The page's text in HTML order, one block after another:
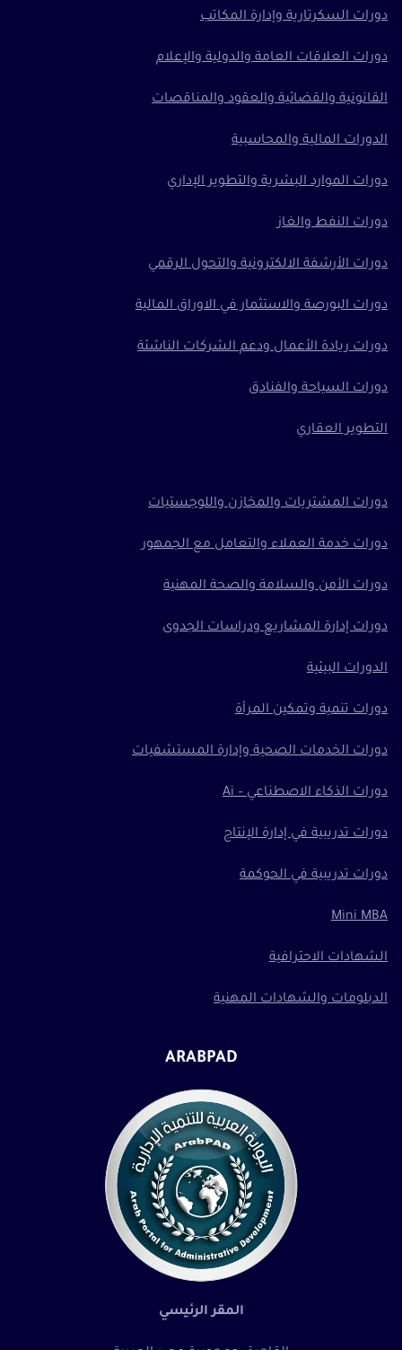
دورات السكرتارية وإدارة المكاتب
دورات العلاقات العامة والدولية والإعلام
القانونية والقضائية والعقود والمناقصات
الدورات المالية والمحاسبية
دورات الموارد البشرية والتطوير الإداري
دورات النفط والغاز
دورات الأرشفة الالكترونية والتحول الرقمي
دورات البورصة والاستثمار في الاوراق المالية
دورات ريادة الأعمال ودعم الشركات الناشئة
دورات السياحة والفنادق
التطوير العقاري
دورات المشتريات والمخازن واللوجستيات
دورات خدمة العملاء والتعامل مع الجمهور
دورات الأمن والسلامة والصحة المهنية
دورات إدارة المشاريع ودراسات الجدوى
الدورات البيئية
دورات تنمية وتمكين المرأة
دورات الخدمات الصحية وإدارة المستشفيات
دورات الذكاء الاصطناعي – Ai
دورات تدريبية في إدارة الإنتاج
دورات تدريبية في الحوكمة
Mini MBA
الشهادات الاحترافية
الدبلومات والشهادات المهنية
ARABPAD
المقر الرئيسي